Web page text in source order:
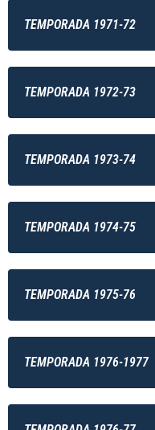
TEMPORADA 1971-72
TEMPORADA 1972-73
TEMPORADA 1973-74
TEMPORADA 1974-75
TEMPORADA 1975-76
TEMPORADA 1976-1977